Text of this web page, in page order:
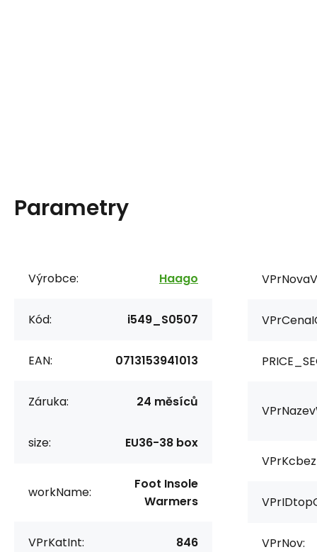
Parametry
Výrobce: Haago
Kód: i549_S0507
EAN: 0713153941013
Záruka: 24 měsíců
size: EU36-38 box
workName:
Foot Insole
Warmers
VPrKatInt: 846 VPrNov: